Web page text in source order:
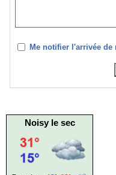
Me notifier l'arrivée de
Noisy le sec